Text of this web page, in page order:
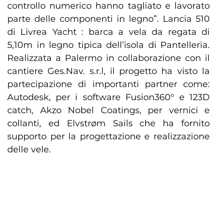
controllo numerico hanno tagliato e lavorato
parte delle componenti in legno”. Lancia 510
di Livrea Yacht : barca a vela da regata di
5,10m in legno tipica dell’isola di Pantelleria.
Realizzata a Palermo in collaborazione con il
cantiere Ges.Nav. s.r.l, il progetto ha visto la
partecipazione di importanti partner come:
Autodesk, per i software Fusion360° e 123D
catch, Akzo Nobel Coatings, per vernici e
collanti, ed Elvstrøm Sails che ha fornito
supporto per la progettazione e realizzazione
delle vele.